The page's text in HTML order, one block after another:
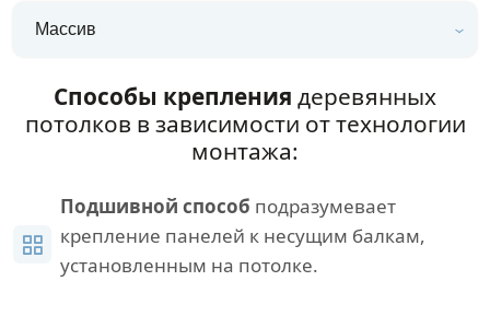
Массив
Способы крепления деревянных
потолков в зависимости от технологии
монтажа:
Подшивной способ подразумевает
крепление панелей к несущим балкам,
установленным на потолке.